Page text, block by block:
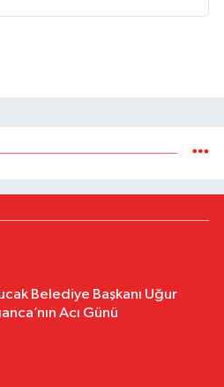
Belediye Başkanı Uğur
Acı Günü